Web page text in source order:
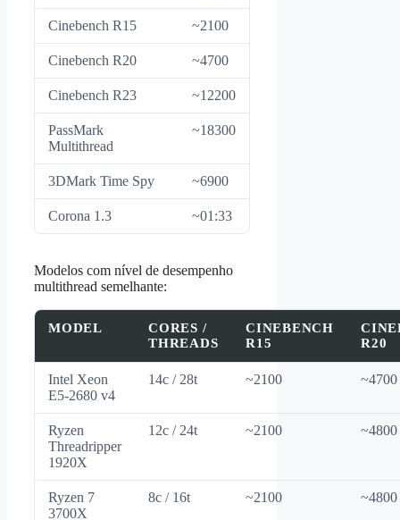
Cinebench R15 ~2100
Cinebench R20 ~4700
Cinebench R23 ~12200
PassMark
Multithread
~18300
3DMark Time Spy ~6900
Corona 1.3 ~01:33
Modelos com nível de desempenho
multithread semelhante:
MODEL
CORES /
THREADS
CINEBENCH
R15
R20
Intel Xeon
E5-2680 v4
14c / 28t ~2100 ~4700
Ryzen
Threadripper
1920X
12c / 24t ~2100 ~4800
Ryzen 7
3700X
8c / 16t ~2100 ~4800